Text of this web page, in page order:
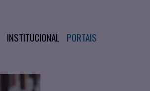
INSTITUCIONAL PORTAIS